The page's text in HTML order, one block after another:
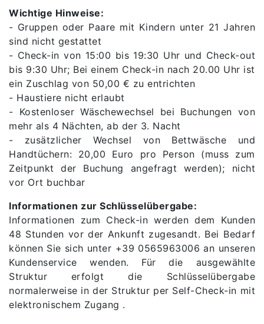
Wichtige Hinweise:
- Gruppen oder Paare mit Kindern unter 21 Jahren
sind nicht gestattet
- Check-in von 15:00 bis 19:30 Uhr und Check-out
bis 9:30 Uhr; Bei einem Check-in nach 20.00 Uhr ist
ein Zuschlag von 50,00 € zu entrichten
- Haustiere nicht erlaubt
- Kostenloser Wäschewechsel bei Buchungen von
mehr als 4 Nächten, ab der 3. Nacht
- zusätzlicher Wechsel von Bettwäsche und
Handtüchern: 20,00 Euro pro Person (muss zum
Zeitpunkt der Buchung angefragt werden); nicht
vor Ort buchbar
Informationen zur Schlüsselübergabe:
Informationen zum Check-in werden dem Kunden
48 Stunden vor der Ankunft zugesandt. Bei Bedarf
können Sie sich unter +39 0565963006 an unseren
Kundenservice wenden. Für die ausgewählte
Struktur erfolgt die Schlüsselübergabe
normalerweise in der Struktur per Self-Check-in mit
elektronischem Zugang .